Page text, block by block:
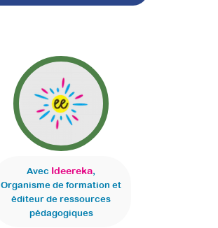
Avec Ideereka,
Organisme de formation et
éditeur de ressources
pédagogiques